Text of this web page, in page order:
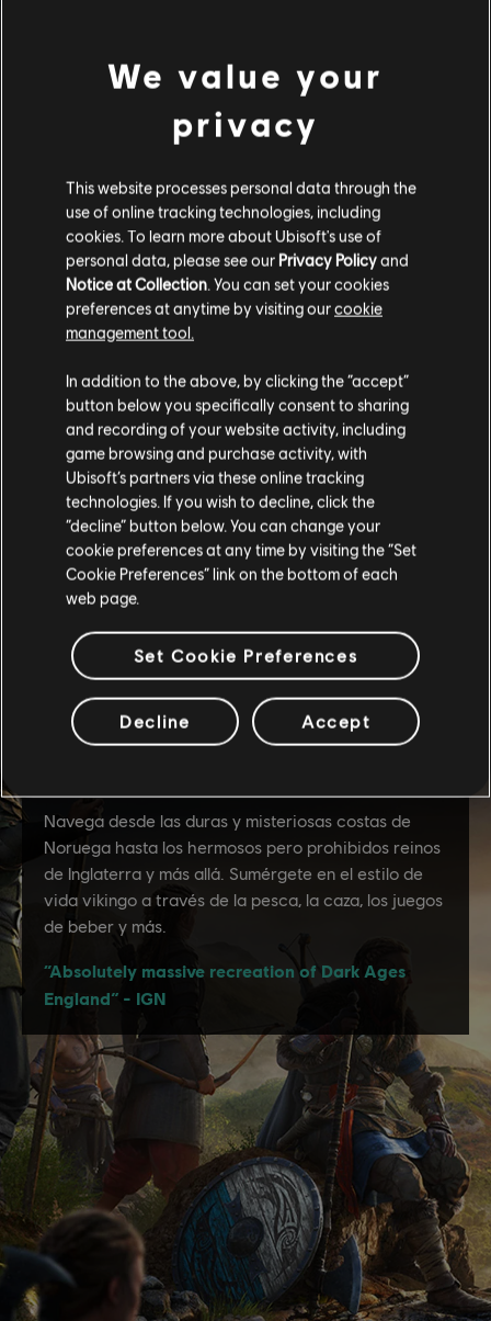
We value your
privacy
This website processes personal data through the
use of online tracking technologies, including
cookies. To learn more about Ubisoft's use of
personal data, please see our Privacy Policyand
Notice at Collection . You can set your cookies
preferences at anytime by visiting ourcookie
management tool.
In addition to the above, by clicking the “accept”
button below you specifically consent to sharing
and recording of your website activity, including
game browsing and purchase activity, with
Ubisoft’s partners via these online tracking
technologies. If you wish to decline, click the
“decline” button below. You can change your
cookie preferences at any time by visiting the “Set
Cookie Preferences” link on the bottom of each
web page.
Set Cookie Preferences
Decline Accept